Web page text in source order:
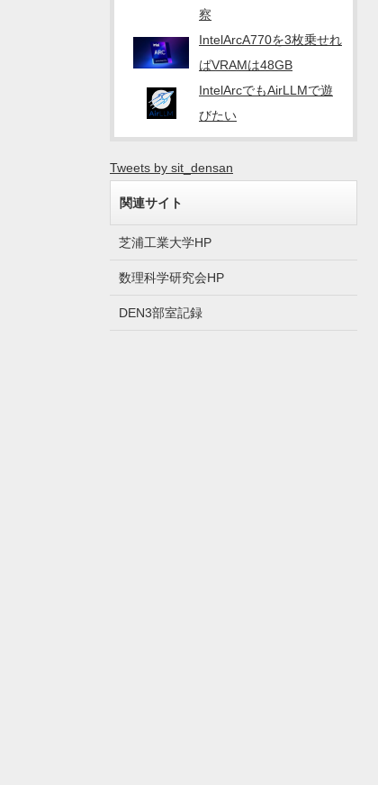
察
IntelArcA770を3枚乗せれ
ばVRAMは48GB
IntelArcでもAirLLMで遊
びたい
Tweets by sit_densan
関連サイト
芝浦工業大学HP
数理科学研究会HP
DEN3部室記録